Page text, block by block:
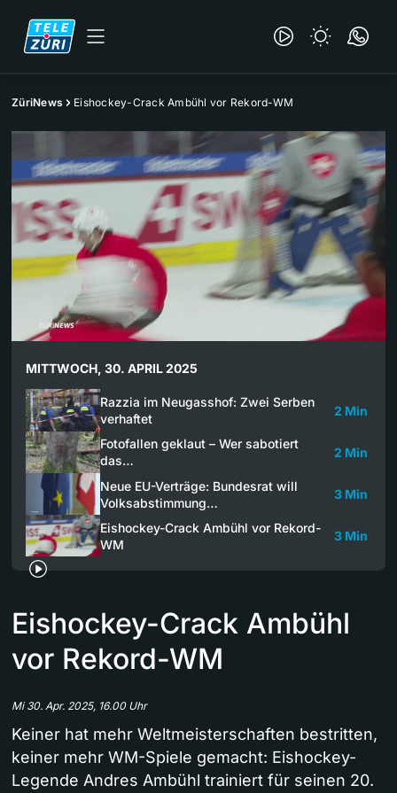
ZüriNews Eishockey-Crack Ambühl vor Rekord-WM
MITTWOCH, 30. APRIL 2025
Razzia im Neugasshof: Zwei Serben
verhaftet
2 Min
Fotofallen geklaut – Wer sabotiert
das…
2 Min
Neue EU-Verträge: Bundesrat will
Volksabstimmung…
3 Min
Eishockey-Crack Ambühl vor Rekord-
WM
3 Min
Eishockey-Crack Ambühl
vor Rekord-WM
Mi 30. Apr. 2025, 16.00 Uhr
Keiner hat mehr Weltmeisterschaften bestritten,
keiner mehr WM-Spiele gemacht: Eishockey-
Legende Andres Ambühl trainiert für seinen 20.